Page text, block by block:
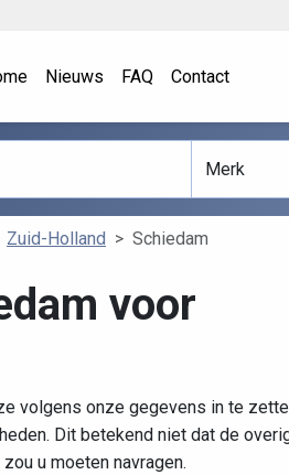
Nieuws FAQ Contact
Zuid-Holland Schiedam
voor
volgens onze gegevens in te
Dit betekend niet dat de
u moeten navragen.